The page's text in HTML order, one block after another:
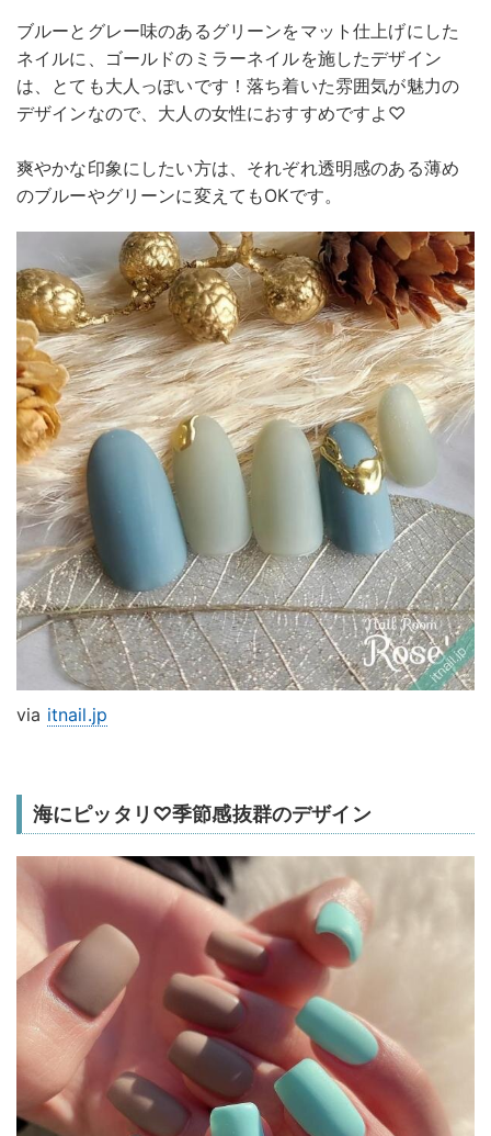
ブルーとグレー味のあるグリーンをマット仕上げにした
ネイルに、ゴールドのミラーネイルを施したデザイン
は、とても大人っぽいです！落ち着いた雰囲気が魅力の
デザインなので、大人の女性におすすめですよ♡
爽やかな印象にしたい方は、それぞれ透明感のある薄め
のブルーやグリーンに変えてもOKです。
via itnail.jp
海にピッタリ♡季節感抜群のデザイン